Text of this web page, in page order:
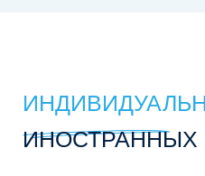
ИНОСТРАННЫХ